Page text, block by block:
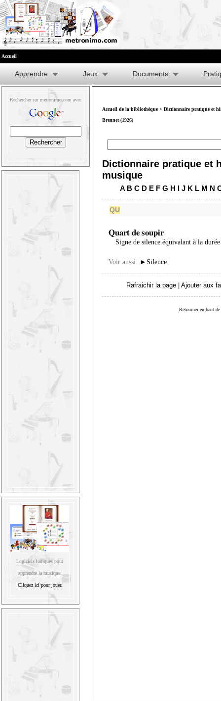
Accueil
Apprendre Jeux Documents
Rechercher sur metronimo.com avec
Logiciels ludiques pour
apprendre la musique.
Cliquez ici pour jouer.
Accueil de la bibliothèque> Dictionnaire pratique et
Brennet (1926)
Dictionnaire pratique et
musique
A B C D E F G H I J K L M N
QU
Quart de soupir
Signe de silence équivalant à la
Voir aussi: ► Silence
Rafraichir la page Ajouter aux
Retourner en haut de